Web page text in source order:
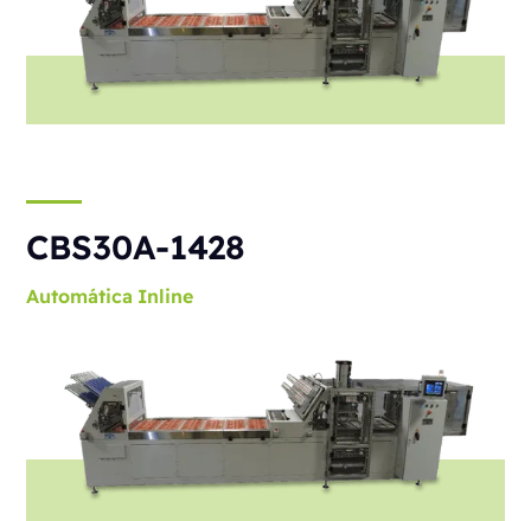
CBS30A-1428
Automática Inline